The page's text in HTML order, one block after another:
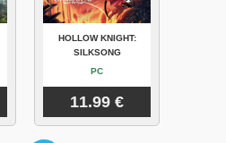
HOLLOW KNIGHT:
SILKSONG
PC
11.99 €